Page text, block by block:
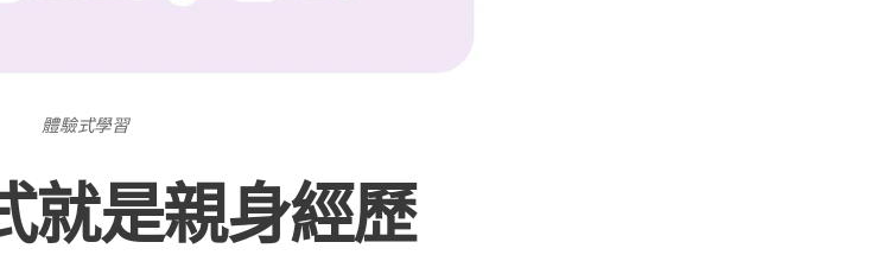
體驗式學習
就是親身經歷